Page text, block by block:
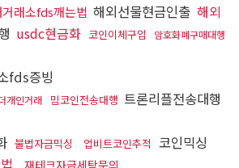
래소fds깨는법 해외선물현금인출 해외
usdc현금화 코인이체구입 암호화폐구매대행
fds증빙
개인거래 밈코인전송대행 트론리플전송대행
불법자금믹싱 업비트코인추적 코인믹싱
재테크자금세탁문의